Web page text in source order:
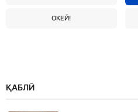
ОКЕЙ!
ҚАБЛӢ